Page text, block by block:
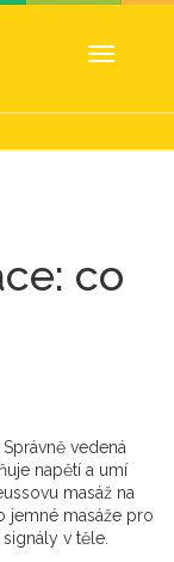
Zobrazit
co
vedená
napětí a umí
masáž na
jemné masáže pro
v těle.